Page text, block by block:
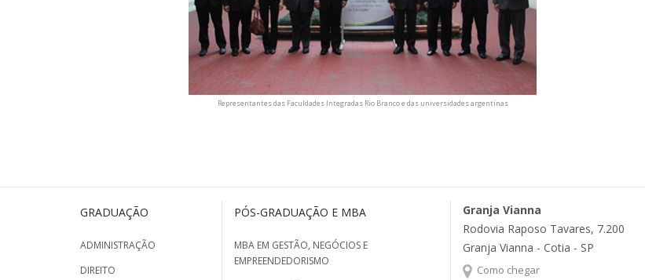
Representantes das Faculdades Integradas Rio Branco e das universidades argentinas
GRADUAÇÃO
ADMINISTRAÇÃO
DIREITO
PÓS-GRADUAÇÃO E MBA
MBA EM GESTÃO, NEGÓCIOS E
EMPREENDEDORISMO
Granja Vianna
Rodovia Raposo Tavares, 7.200
Granja Vianna - Cotia - SP
Como chegar